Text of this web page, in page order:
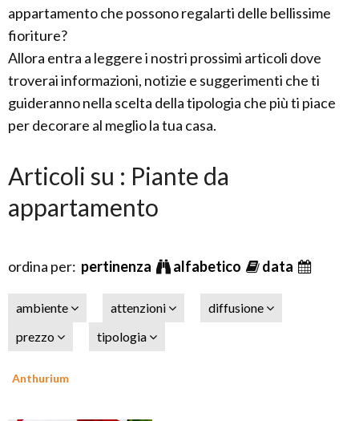
appartamento che possono regalarti delle bellissime
fioriture?
Allora entra a leggere i nostri prossimi articoli dove
troverai informazioni, notizie e suggerimenti che ti
guideranno nella scelta della tipologia che più ti piace
per decorare al meglio la tua casa.
Articoli su : Piante da
appartamento
ordina per: pertinenza alfabetico data
ambiente attenzioni
diffusione
prezzo
tipologia
Anthurium